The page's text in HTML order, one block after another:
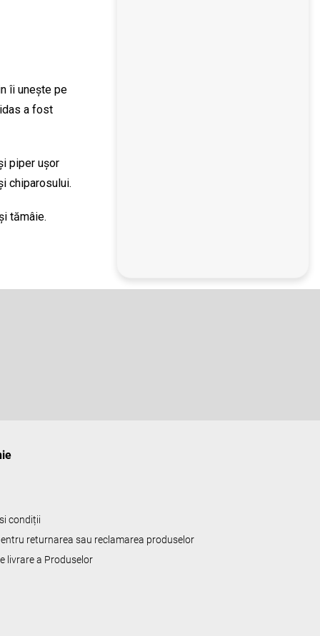
îi unește pe
a fost
piper ușor
chiparosului.
tămâie.
condiții
returnarea sau reclamarea produselor
livrare a Produselor